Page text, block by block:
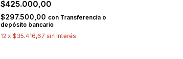
$425.000,00
$297.500,00 con Transferencia o
depósito bancario
12 x $35.416,67 sin interés